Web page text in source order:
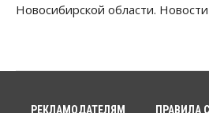
06 Августа 2026, 09:00
Новосибирской области.
РЕКЛАМОДАТЕЛЯМ ПРАВИЛА